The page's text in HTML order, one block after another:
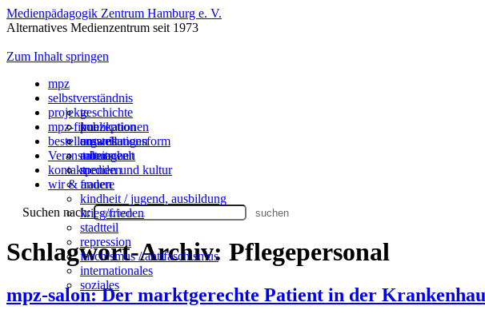
Medienpädagogik Zentrum Hamburg e. V.
Alternatives Medienzentrum seit 1973
Zum Inhalt springen
mpz
selbstverständnis
geschichte
konzeption
organisationsform
mitmachen
spenden
projekte
publikationen
ausstellungen
mpz-filme
umwelt
arbeitswelt
medien und kultur
frauen
kindheit / jugend, ausbildung
krieg/frieden
stadtteil
repression
faschismus / antifaschismus
internationales
soziales
bestellen
Veranstaltungen
kontakt
wir & andere
Suchen nach:
Schlagwort-Archiv: Pflegepersonal
mpz-salon: Der marktgerechte Patient in der